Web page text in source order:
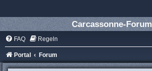
Carcassonne-Forum
FAQ Regeln
Portal Forum